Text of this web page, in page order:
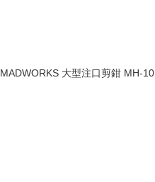
MADWORKS 大型注口剪鉗 MH-10